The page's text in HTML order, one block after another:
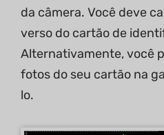
da câmera. Você deve
verso do cartão de
Alternativamente, você
fotos do seu cartão na
lo.